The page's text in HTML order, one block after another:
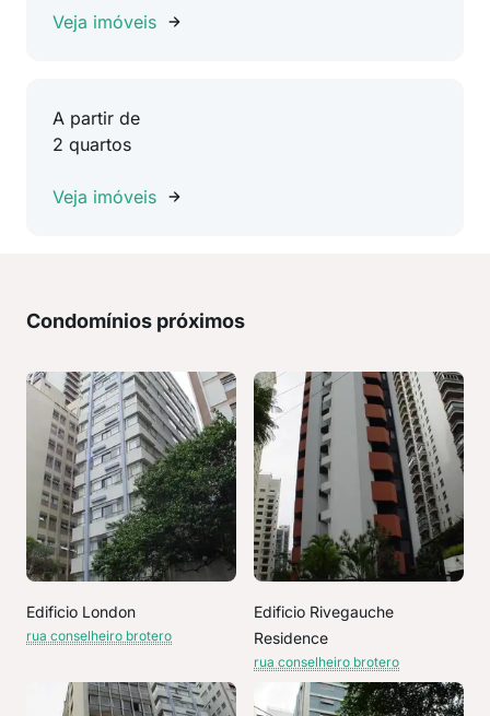
Veja imóveis
A partir de
2 quartos
Veja imóveis
Condomínios próximos
Edificio London
rua conselheiro brotero
Edificio Rivegauche
Residence
rua conselheiro brotero